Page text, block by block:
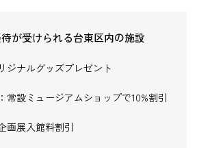
が受けられる台東区内の施設
ジナルグッズプレゼント
常設ミュージアムショップで10%割引
画展入館料割引